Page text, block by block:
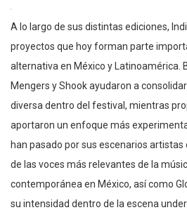
A lo largo de sus distintas ediciones,
proyectos que hoy forman parte
alternativa en México y Latinoamérica.
Mengers y Shook ayudaron a
diversa dentro del festival, mientras
aportaron un enfoque más
han pasado por sus escenarios artistas
de las voces más relevantes de la
contemporánea en México, así como
su intensidad dentro de la escena